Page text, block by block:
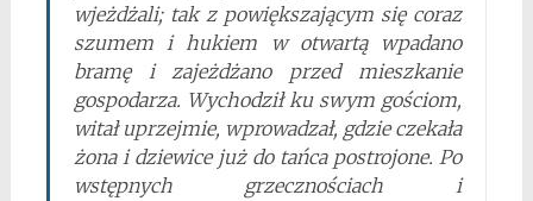
wjeżdżali; tak z powiększającym się coraz
szumem i hukiem w otwartą wpadano
bramę i zajeżdżano przed mieszkanie
gospodarza. Wychodził ku swym gościom,
witał uprzejmie, wprowadzał, gdzie czekała
żona i dziewice już do tańca postrojone. Po
wstępnych grzecznościach i